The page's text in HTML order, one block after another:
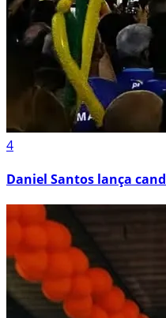
4
Daniel Santos lança